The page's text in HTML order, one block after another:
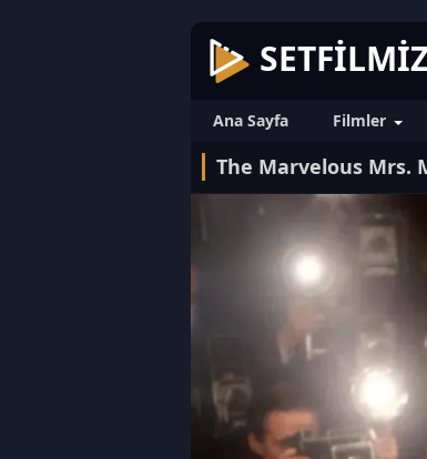
Ana Sayfa Filmler
The Marvelous Mrs.